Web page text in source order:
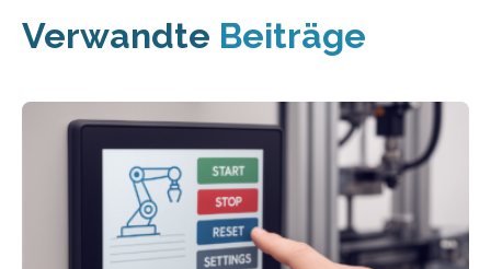
Verwandte Beiträge